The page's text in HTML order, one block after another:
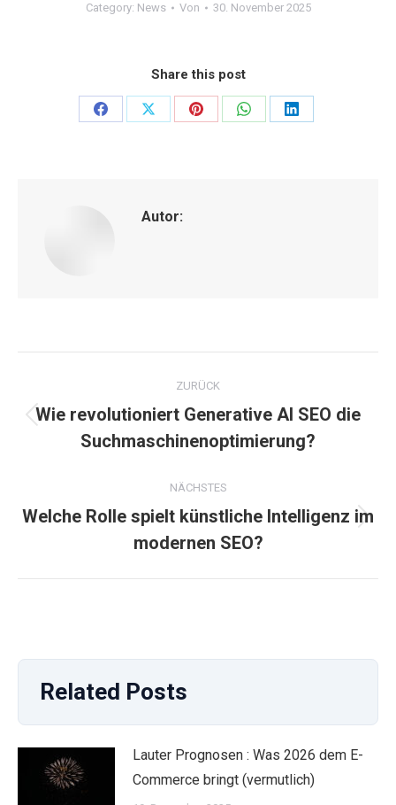
Category: News Von 30. November 2025
Share this post
Share
Share
Share
Share
Share
Autor:
Kommentarnavigation
ZURÜCK
Vorheriger
Beitrag:
Wie revolutioniert Generative AI SEO die
Suchmaschinenoptimierung?
NÄCHSTES
Nächster
Beitrag:
Welche Rolle spielt künstliche Intelligenz im
modernen SEO?
Related Posts
Lauter Prognosen : Was 2026 dem E-
Commerce bringt (vermutlich)